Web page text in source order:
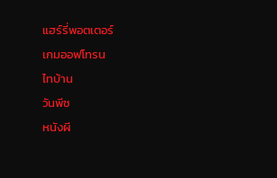
แฮร์รี่พอตเตอร์
เกมออฟโทรน
ไทบ้าน
วันพีช
หนังผี